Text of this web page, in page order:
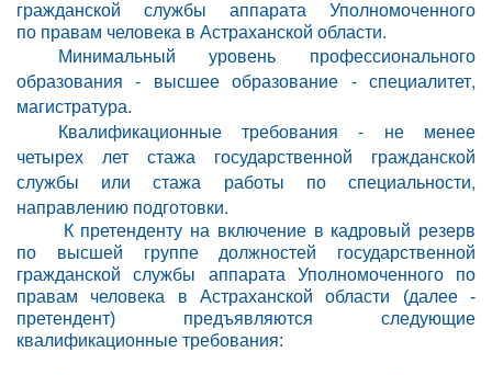
гражданской службы аппарата Уполномоченного
по правам человека в Астраханской области.
Минимальный уровень профессионального
образования - высшее образование - специалитет,
магистратура.
Квалификационные требования - не менее
четырех лет стажа государственной гражданской
службы или стажа работы по специальности,
направлению подготовки.
К претенденту на включение в кадровый резерв
по
высшей группе должностей государственной
гражданской службы аппарата Уполномоченного по
правам человека в Астраханской области (далее -
претендент) предъявляются следующие
квалификационные требования: